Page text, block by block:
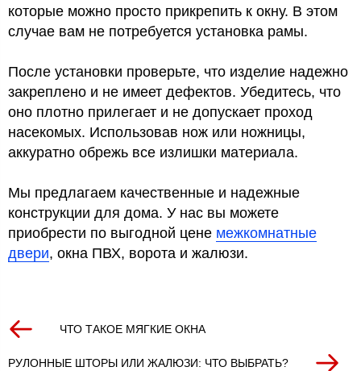
которые можно просто прикрепить к окну. В этом
случае вам не потребуется установка рамы.
После установки проверьте, что изделие надежно
закреплено и не имеет дефектов. Убедитесь, что
оно плотно прилегает и не допускает проход
насекомых. Использовав нож или ножницы,
аккуратно обрежь все излишки материала.
Мы предлагаем качественные и надежные
конструкции для дома. У нас вы можете
приобрести по выгодной цене межкомнатные
двери, окна ПВХ, ворота и жалюзи.
ЧТО ТАКОЕ МЯГКИЕ ОКНА
РУЛОННЫЕ ШТОРЫ ИЛИ ЖАЛЮЗИ: ЧТО ВЫБРАТЬ?